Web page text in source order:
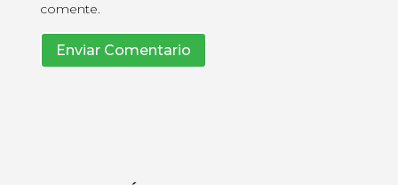
comente.
Enviar Comentario